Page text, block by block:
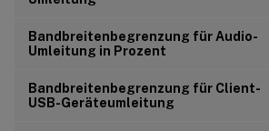
Bandbreitenbegrenzung für Audio-
Umleitung in Prozent
Bandbreitenbegrenzung für Client-
USB-Geräteumleitung